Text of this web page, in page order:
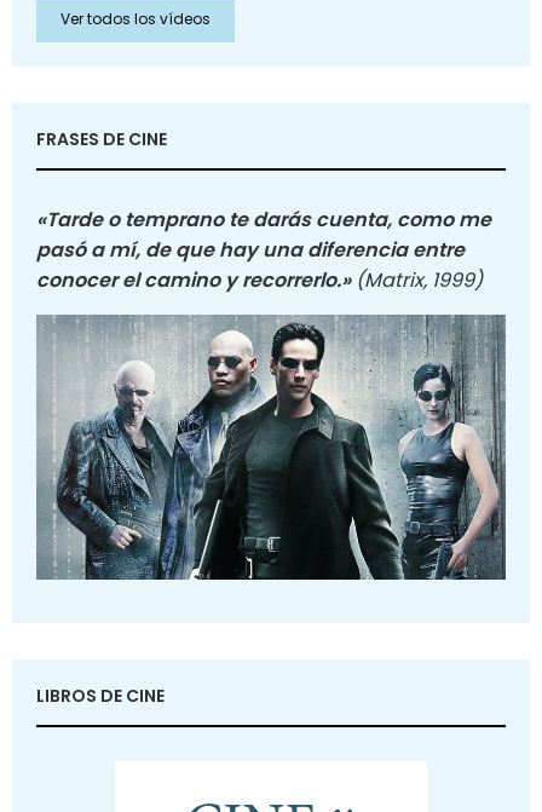
Ver todos los vídeos
FRASES DE CINE
«Tarde o temprano te darás cuenta, como me
pasó a mí, de que hay una diferencia entre
conocer el camino y recorrerlo.» (Matrix, 1999)
LIBROS DE CINE